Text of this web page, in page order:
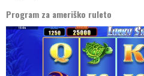
Program za ameriško ruleto